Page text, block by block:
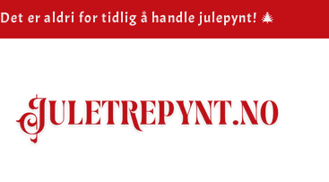
Det er aldri for tidlig å handle julepynt! 🎄